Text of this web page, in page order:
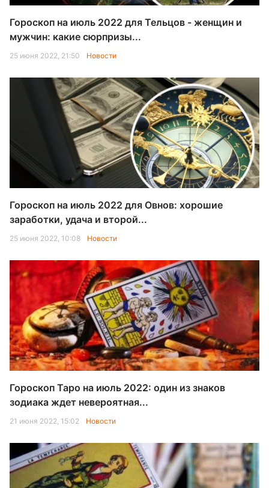
Гороскоп на июль 2022 для Тельцов - женщин и
мужчин: какие сюрпризы...
25 июня 2022, 21:50 Новости
Гороскоп на июль 2022 для Овнов: хорошие
заработки, удача и второй...
25 июня 2022, 10:08 Новости
Гороскоп Таро на июль 2022: один из знаков
зодиака ждет невероятная...
21 июня 2022, 15:02 Новости